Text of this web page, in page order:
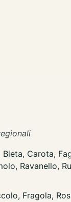
Bieta, Carota,
Ravanello,
Fragola,